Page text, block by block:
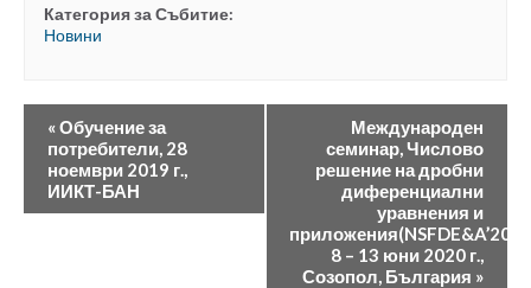
Категория за Събитие:
Новини
«Обучение за
потребители, 28
ноември 2019 г.,
ИИКТ-БАН
Международен
семинар, Числово
решение на дробни
диференциални
уравнения и
приложения(NSFDE&A’20),
8 – 13 юни 2020 г.,
Созопол, България »